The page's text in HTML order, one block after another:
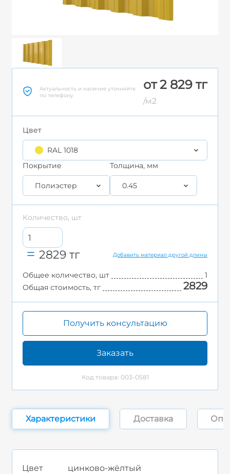
Актуальность и наличие уточняйте
по телефону
от 2 829 тг
/м2
Цвет
RAL 1018
Покрытие
Полиэстер
Толщина, мм
0.45
Количество, шт
2829 тг Добавить материал другой длины
Общее количество, шт
1
Общая стоимость, тг
2829
Получить консультацию
Заказать
Код товара: 003-0581
Характеристики Доставка
Цвет
цинково-жёлтый